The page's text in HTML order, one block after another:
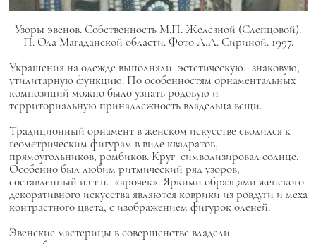
Узоры эвенов. Собственность М.П. Железной (Слепцовой).
П. Ола Магаданской области. Фото А.А. Сириной. 1997.
Украшения на одежде выполняли эстетическую, знаковую,
утилитарную функцию. По особенностям орнаментальных
композиций можно было узнать родовую и
территориальную принадлежность владельца вещи.
Традиционный орнамент в женском искусстве сводился к
геометрическим фигурам в виде квадратов,
прямоугольников, ромбиков. Круг символизировал солнце.
Особенно был любим ритмический ряд узоров,
составленный из т.н. «арочек». Яркими образцами женского
декоративного искусства являются коврики из ровдуги и меха
контрастного цвета, с изображением фигурок оленей.
Эвенские мастерицы в совершенстве владели